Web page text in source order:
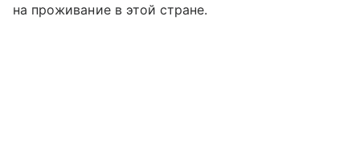
на проживание в этой стране.